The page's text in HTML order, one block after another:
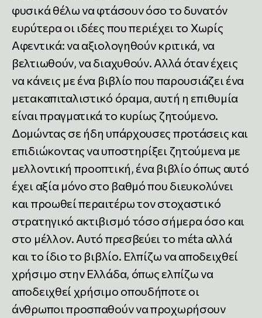
φυσικά θέλω να φτάσουν όσο το δυνατόν
ευρύτερα οι ιδέες που περιέχει το Χωρίς
Αφεντικά: να αξιολογηθούν κριτικά, να
βελτιωθούν, να διαχυθούν. Αλλά όταν έχεις
να κάνεις με ένα βιβλίο που παρουσιάζει ένα
μετακαπιταλιστικό όραμα, αυτή η επιθυμία
είναι πραγματικά το κυρίως ζητούμενο.
Δομώντας σε ήδη υπάρχουσες προτάσεις και
επιδιώκοντας να υποστηρίξει ζητούμενα με
μελλοντική προοπτική, ένα βιβλίο όπως αυτό
έχει αξία μόνο στο βαθμό που διευκολύνει
και προωθεί περαιτέρω τον στοχαστικό
στρατηγικό ακτιβισμό τόσο σήμερα όσο και
στο μέλλον. Αυτό πρεσβεύει το mέta αλλά
και το ίδιο το βιβλίο. Ελπίζω να αποδειχθεί
χρήσιμο στην Ελλάδα, όπως ελπίζω να
αποδειχθεί χρήσιμο οπουδήποτε οι
άνθρωποι προσπαθούν να προχωρήσουν